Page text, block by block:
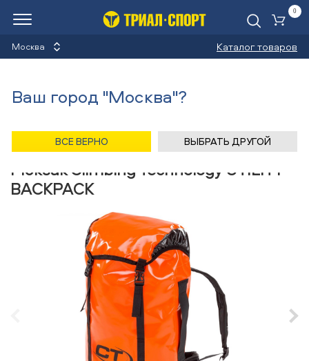
Москва Каталог товаров
0
Рюкзак Climbing Technology UTILITY
BACKPACK
Ваш город "Москва"?
ВСЕ ВЕРНО ВЫБРАТЬ ДРУГОЙ